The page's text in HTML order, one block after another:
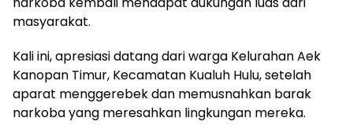
masyarakat.
Kali ini, apresiasi datang dari warga Kelurahan Aek
Kanopan Timur, Kecamatan Kualuh Hulu, setelah
aparat menggerebek dan memusnahkan barak
narkoba yang meresahkan lingkungan mereka.